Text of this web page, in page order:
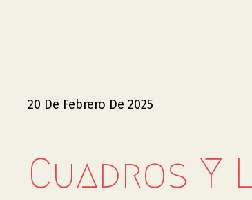
20 De Febrero De 2025
Cuadros Y